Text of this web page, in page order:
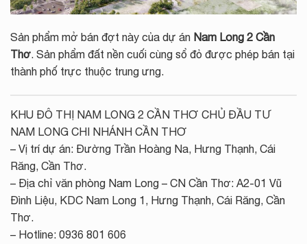
Sản phẩm mở bán đợt này của dự án Nam Long 2 Cần
Thơ. Sản phẩm đất nền cuối cùng sổ đỏ được phép bán tại
thành phố trực thuộc trung ưng.
KHU ĐÔ THỊ NAM LONG 2 CẦN THƠ CHỦ ĐẦU TƯ
NAM LONG CHI NHÁNH CẦN THƠ
– Vị trí dự án: Đường Trần Hoàng Na, Hưng Thạnh, Cái
Răng, Cần Thơ.
– Địa chỉ văn phòng Nam Long – CN Cần Thơ: A2-01 Vũ
Đình Liệu, KDC Nam Long 1, Hưng Thạnh, Cái Răng, Cần
Thơ.
– Hotline: 0936 801 606